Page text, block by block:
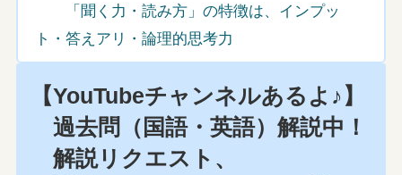
「聞く力・読み方」の特徴は、インプッ
ト・答えアリ・論理的思考力
【YouTubeチャンネルあるよ♪】
過去問（国語・英語）解説中！
解説リクエスト、